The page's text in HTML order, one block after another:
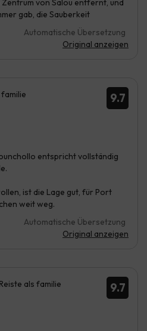
von Salou entfernt, und
gab, die Sauberkeit
Automatische Übersetzung
Original anzeigen
9.7
familie
entspricht vollständig
ist die Lage gut, für Port
weit weg.
Automatische Übersetzung
Original anzeigen
9.7
Reiste als familie